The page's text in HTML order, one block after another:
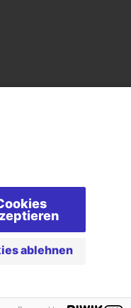
ablehnen